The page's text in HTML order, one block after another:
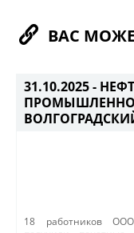
ВАС
31.10.2025 -
18 работников ООО